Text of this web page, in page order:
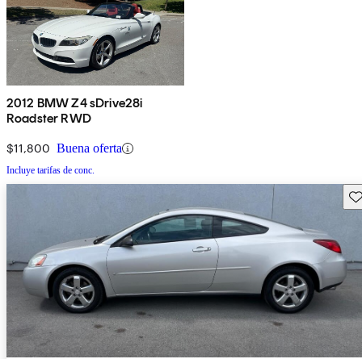
2012 BMW Z4 sDrive28i
Roadster RWD
$11,800 Buena oferta
Incluye tarifas de conc.